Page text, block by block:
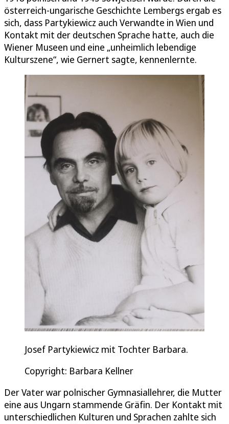
österreich-ungarische Geschichte Lembergs ergab es
sich, dass Partykiewicz auch Verwandte in Wien und
Kontakt mit der deutschen Sprache hatte, auch die
Wiener Museen und eine „unheimlich lebendige
Kulturszene“, wie Gernert sagte, kennenlernte.
Josef Partykiewicz mit Tochter Barbara.
Copyright: Barbara Kellner
Der Vater war polnischer Gymnasiallehrer, die Mutter
eine aus Ungarn stammende Gräfin. Der Kontakt mit
unterschiedlichen Kulturen und Sprachen zahlte sich